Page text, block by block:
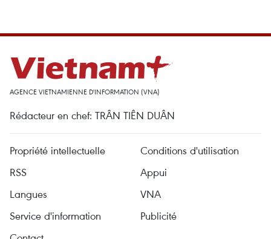
AGENCE VIETNAMIENNE D'INFORMATION (VNA)
Rédacteur en chef: TRÂN TIÊN DUÂN
Propriété intellectuelle
Conditions d'utilisation
RSS
Appui
Langues
VNA
Service d'information
Publicité